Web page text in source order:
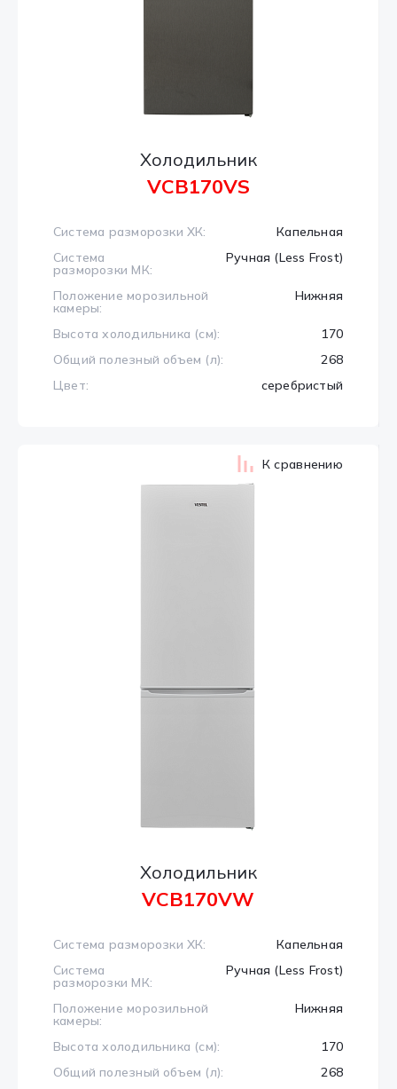
Холодильник
VCB170VS
Система разморозки ХК:
Капельная
Система
разморозки МК:
Ручная (Less Frost)
Положение морозильной
камеры:
Нижняя
Высота холодильника (см):
170
Общий полезный объем (л):
268
Цвет:
серебристый
Холодильник
VCB170VW
Система разморозки ХК:
Капельная
Система
разморозки МК:
Ручная (Less Frost)
Положение морозильной
камеры:
Нижняя
Высота холодильника (см):
170
Общий полезный объем (л):
268
К сравнению